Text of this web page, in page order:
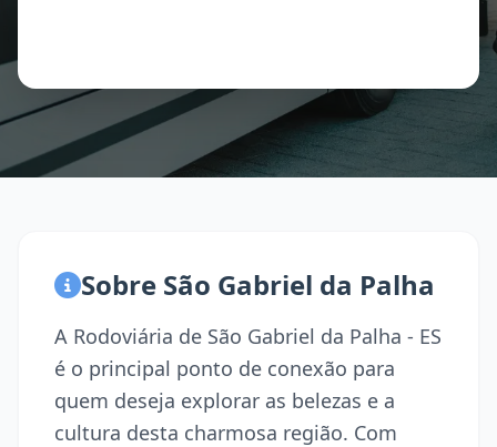
Sobre São Gabriel da Palha
A Rodoviária de São Gabriel da Palha - ES
é o principal ponto de conexão para
quem deseja explorar as belezas e a
cultura desta charmosa região. Com